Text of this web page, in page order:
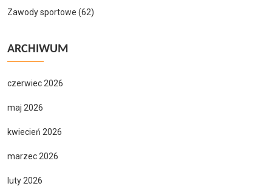
Zawody sportowe (62)
ARCHIWUM
czerwiec 2026
maj 2026
kwiecień 2026
marzec 2026
luty 2026